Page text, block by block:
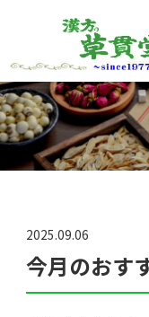
2025.09.06
今月のおす